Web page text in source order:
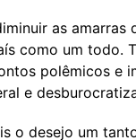
as amarras
como um todo.
polêmicos e
e
o desejo um